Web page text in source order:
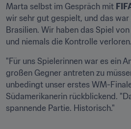
Marta selbst im Gespräch mit
wir sehr gut gespielt, und das
Brasilien. Wir haben das Spiel
und niemals die Kontrolle
"Für uns Spielerinnen war es ein
großen Gegner antreten zu
unbedingt unser erstes WM-
Südamerikanerin rückblickend.
spannende Partie. Historisch."